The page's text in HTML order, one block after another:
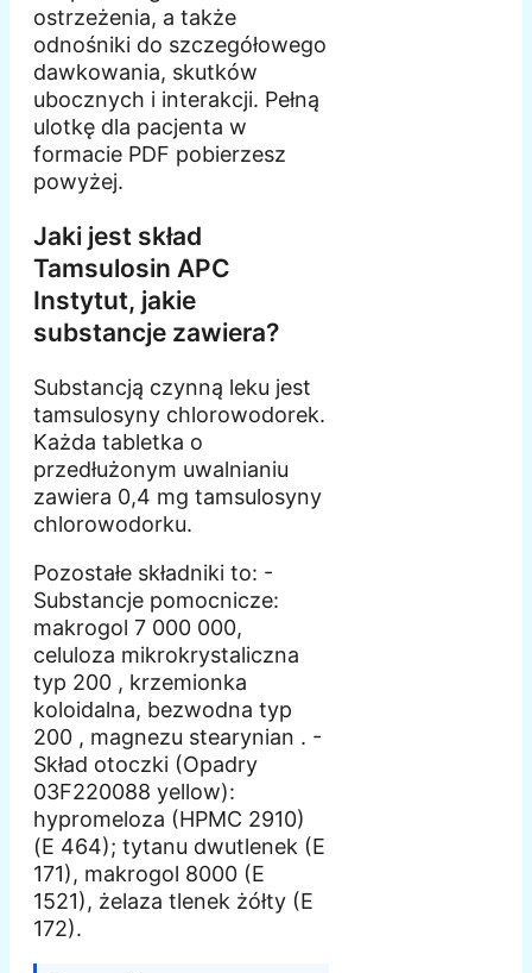
ostrzeżenia, a także
odnośniki do szczegółowego
dawkowania, skutków
ubocznych i interakcji. Pełną
ulotkę dla pacjenta w
formacie PDF pobierzesz
powyżej.
Jaki jest skład
Tamsulosin APC
Instytut, jakie
substancje zawiera?
Substancją czynną leku jest
tamsulosyny chlorowodorek.
Każda tabletka o
przedłużonym uwalnianiu
zawiera 0,4 mg tamsulosyny
chlorowodorku.
Pozostałe składniki to: -
Substancje pomocnicze:
makrogol 7 000 000,
celuloza mikrokrystaliczna
typ 200 , krzemionka
koloidalna, bezwodna typ
200 , magnezu stearynian . -
Skład otoczki (Opadry
03F220088 yellow):
hypromeloza (HPMC 2910)
(E 464); tytanu dwutlenek (E
171), makrogol 8000 (E
1521), żelaza tlenek żółty (E
172).